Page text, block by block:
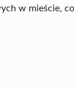
w mieście,